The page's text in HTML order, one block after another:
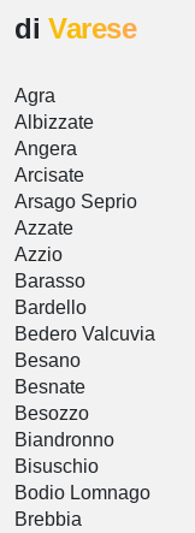
di Varese
Agra
Albizzate
Angera
Arcisate
Arsago Seprio
Azzate
Azzio
Barasso
Bardello
Bedero Valcuvia
Besano
Besnate
Besozzo
Biandronno
Bisuschio
Bodio Lomnago
Brebbia